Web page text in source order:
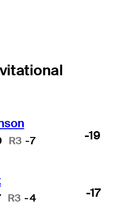
R3 -7 -19
R3 -4 -17